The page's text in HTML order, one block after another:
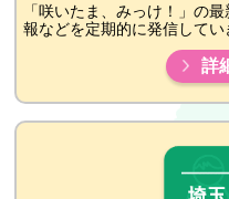
「咲いたま、みっけ！」の
報などを定期的に発信してい
詳